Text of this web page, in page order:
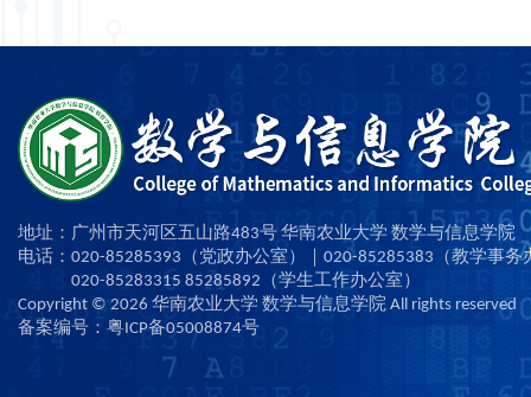
地址：广州市天河区五山路483号 华南农业大学 数学与信息学院
电话：020-85285393（党政办公室）｜020-85285383（教学事务
020-85283315 85285892（学生工作办公室）
Copyright © 2026 华南农业大学 数学与信息学院 All rights reserved
备案编号：粤ICP备05008874号